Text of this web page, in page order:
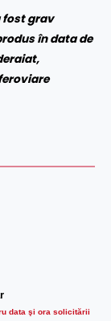
data şi ora solicitării
fost grav
în data de